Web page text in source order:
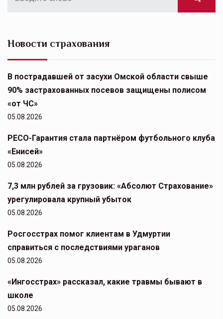
Новости страхования
В пострадавшей от засухи Омской области свыше
90% застрахованных посевов защищены полисом
«от ЧС»
05.08.2026
РЕСО-Гарантия стала партнёром футбольного клуба
«Енисей»
05.08.2026
7,3 млн рублей за грузовик: «Абсолют Страхование»
урегулировала крупный убыток
05.08.2026
Росгосстрах помог клиентам в Удмуртии
справиться с последствиями ураганов
05.08.2026
«Ингосстрах» рассказал, какие травмы бывают в
школе
05.08.2026